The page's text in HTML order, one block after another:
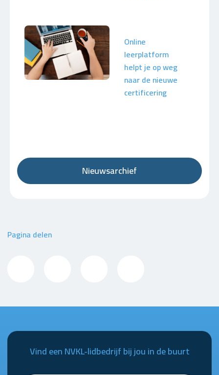
Online
leerplatform
helpt je op weg
naar de nieuwe
certificering
Nieuwsarchief
Pagina delen
Vind een NVKL-lidbedrijf bij jou in de buurt